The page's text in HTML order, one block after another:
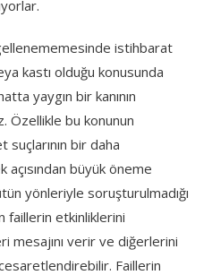
istihbarat
kastı olduğu konusunda
yaygın bir kanının
Özellikle bu konunun
suçlarının bir daha
açısından büyük öneme
yönleriyle soruşturulmadığı
faillerin etkinliklerini
verir ve diğerlerini
Faillerin